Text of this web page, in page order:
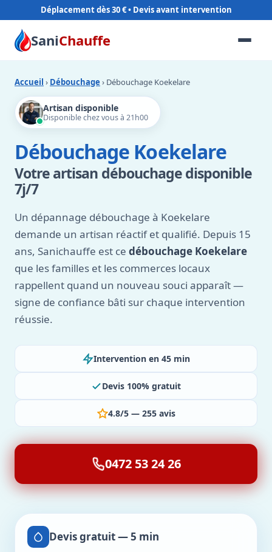
Déplacement dès 30 €
SaniChauffe
Accueil › Débouchage › Débouchage Koekelare
Artisan disponible
Disponible chez vous à 21h00
Débouchage Koekelare
Votre artisan débouchage disponible
7j/7
Un dépannage débouchage à Koekelare
demande un artisan réactif et qualifié. Depuis 15
ans, Sanichauffe est ce débouchage Koekelare
que les familles et les commerces locaux
rappellent quand un nouveau souci apparaît —
signe de confiance bâti sur chaque intervention
réussie.
Intervention en 45 min
Devis 100% gratuit
4.8/5 — 255 avis
0472 53 24 26
Devis gratuit — 5 min